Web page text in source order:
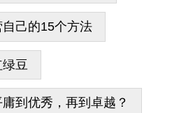
己的15个方法
豆
到优秀，再到卓越？